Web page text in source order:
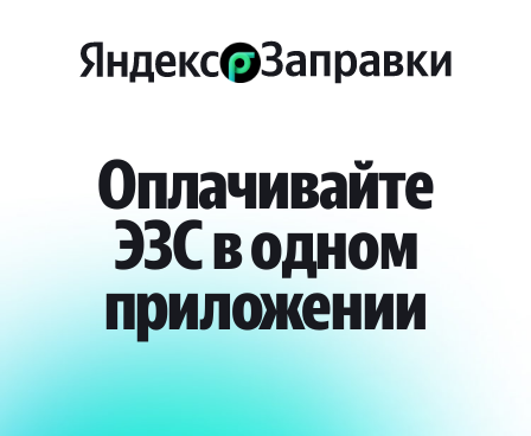
Оплачивайте
ЭЗС в одном
приложении